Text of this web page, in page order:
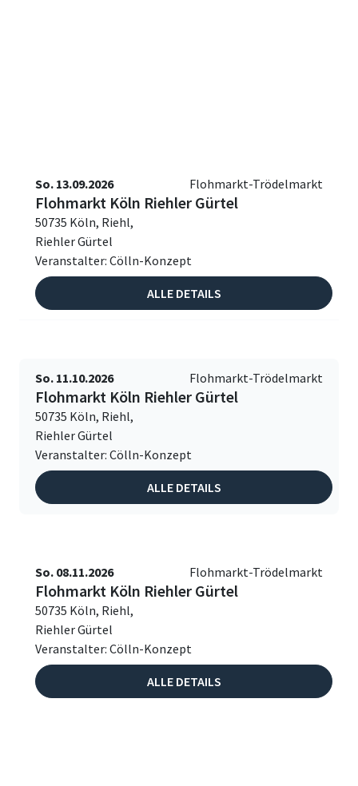
So. 13.09.2026 Flohmarkt-Trödelmarkt
Flohmarkt Köln Riehler Gürtel
50735 Köln, Riehl,
Riehler Gürtel
Veranstalter: Cölln-Konzept
ALLE DETAILS
So. 11.10.2026 Flohmarkt-Trödelmarkt
Flohmarkt Köln Riehler Gürtel
50735 Köln, Riehl,
Riehler Gürtel
Veranstalter: Cölln-Konzept
ALLE DETAILS
So. 08.11.2026 Flohmarkt-Trödelmarkt
Flohmarkt Köln Riehler Gürtel
50735 Köln, Riehl,
Riehler Gürtel
Veranstalter: Cölln-Konzept
ALLE DETAILS